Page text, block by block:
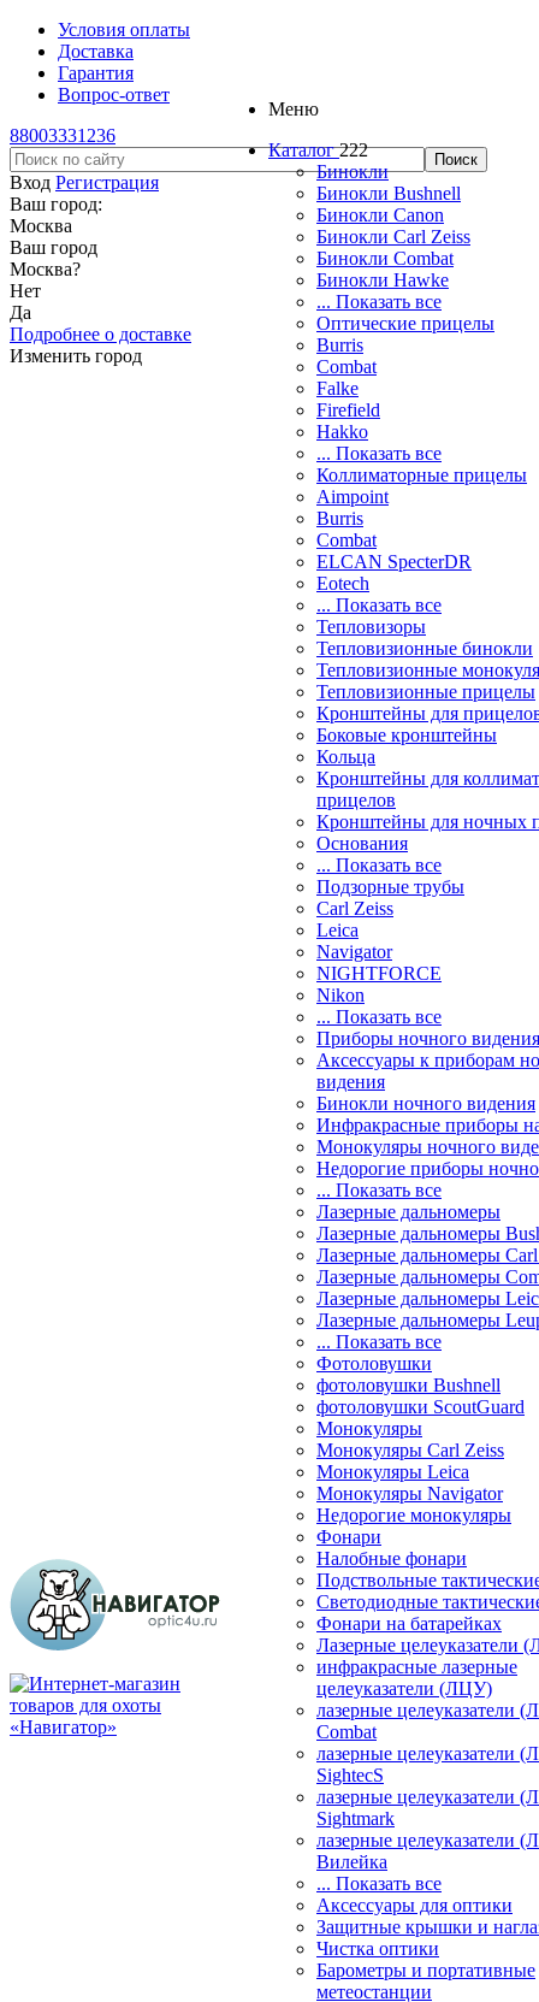
Условия оплаты
Доставка
Гарантия
Вопрос-ответ
88003331236
Вход Регистрация
Ваш город:
Москва
Ваш город
Москва?
Нет
Да
Подробнее о доставке
Изменить город
Меню
Каталог 222
Бинокли
Бинокли Bushnell
Бинокли Canon
Бинокли Carl Zeiss
Бинокли Combat
Бинокли Hawke
... Показать все
Оптические прицелы
Burris
Combat
Falke
Firefield
Hakko
... Показать все
Коллиматорные прицелы
Aimpoint
Burris
Combat
ELCAN SpecterDR
Eotech
... Показать все
Тепловизоры
Тепловизионные бинокли
Тепловизионные
Тепловизионные прицелы
Кронштейны для
Боковые кронштейны
Кольца
Кронштейны для
прицелов
Кронштейны для ночных
Основания
... Показать все
Подзорные трубы
Carl Zeiss
Leica
Navigator
NIGHTFORCE
Nikon
... Показать все
Приборы ночного видения
Аксессуары к приборам
видения
Бинокли ночного видения
Инфракрасные приборы
Монокуляры ночного
Недорогие приборы
... Показать все
Лазерные дальномеры
Лазерные дальномеры
Лазерные дальномеры
Лазерные дальномеры
Лазерные дальномеры
Лазерные дальномеры
... Показать все
Фотоловушки
фотоловушки Bushnell
фотоловушки ScoutGuard
Монокуляры
Монокуляры Carl Zeiss
Монокуляры Leica
Монокуляры Navigator
Недорогие монокуляры
Фонари
Налобные фонари
Подствольные
Светодиодные
Фонари на батарейках
Лазерные целеуказатели
инфракрасные лазерные
целеуказатели (ЛЦУ)
лазерные целеуказатели
Combat
лазерные целеуказатели
SightecS
лазерные целеуказатели
Sightmark
лазерные целеуказатели
Вилейка
... Показать все
Аксессуары для оптики
Защитные крышки и
Чистка оптики
Барометры и портативные
метеостанции